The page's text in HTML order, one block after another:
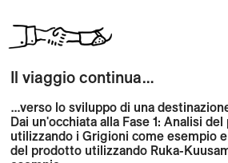
Il viaggio continua…
…verso lo sviluppo di una
Dai un'occhiata alla Fase 1: Analisi
utilizzando i Grigioni come esempio
del prodotto utilizzando Ruka-